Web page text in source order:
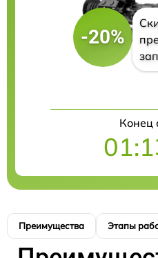
-20%
Конец
Преимущества Этапы